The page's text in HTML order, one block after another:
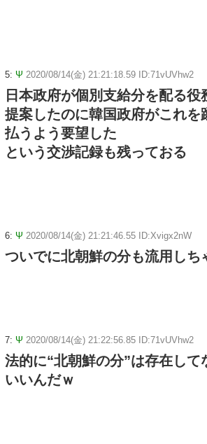
5: Ψ 2020/08/14(金) 21:21:18.59 ID:71vUVhw2
日本政府が個別支給分を配る役
提案したのに韓国政府がこれを
払うよう要望した
という交渉記録も残っておる
6: Ψ 2020/08/14(金) 21:21:46.55 ID:Xvigx2nW
ついでに北朝鮮の分も流用しち
7: Ψ 2020/08/14(金) 21:22:56.85 ID:71vUVhw2
法的に“北朝鮮の分”は存在して
いいんだｗ